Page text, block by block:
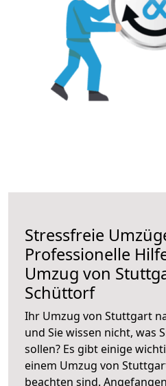
Stressfreie
Professionelle
Umzug von
Schüttorf
Ihr Umzug von Stuttgart
und Sie wissen nicht, was
sollen? Es gibt einige
einem Umzug von
beachten sind.